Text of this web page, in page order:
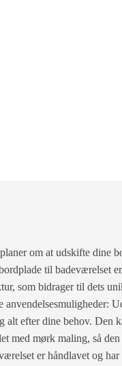
om at udskifte dine
til badeværelset
som bidrager til dets
anvendelsesmuligheder:
alt efter dine behov. Den
med mørk maling, så
er håndlavet og